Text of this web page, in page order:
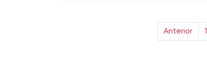
Anterior 1